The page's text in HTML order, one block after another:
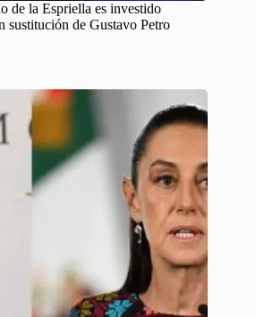
de la Espriella es investido
sustitución de Gustavo Petro